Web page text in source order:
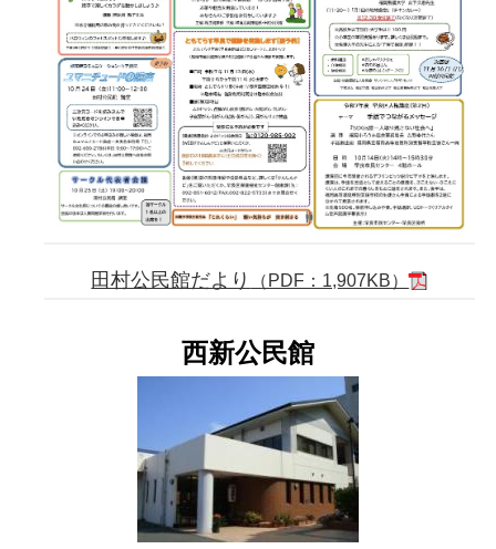
田村公民館だより （PDF：1,907KB）
西新公民館